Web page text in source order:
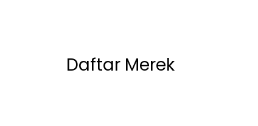
Daftar Merek